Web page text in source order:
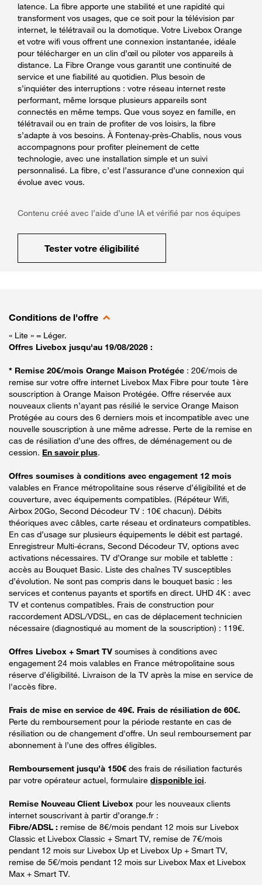
latence. La fibre apporte une stabilité et une rapidité qui
transforment vos usages, que ce soit pour la télévision par
internet, le télétravail ou la domotique. Votre Livebox Orange
et votre wifi vous offrent une connexion instantanée, idéale
pour télécharger en un clin d’œil ou piloter vos appareils à
distance. La Fibre Orange vous garantit une continuité de
service et une fiabilité au quotidien. Plus besoin de
s’inquiéter des interruptions : votre réseau internet reste
performant, même lorsque plusieurs appareils sont
connectés en même temps. Que vous soyez en famille, en
télétravail ou en train de profiter de vos loisirs, la fibre
s’adapte à vos besoins. À Fontenay-près-Chablis, nous vous
accompagnons pour profiter pleinement de cette
technologie, avec une installation simple et un suivi
personnalisé. La fibre, c’est l’assurance d’une connexion qui
évolue avec vous.
Contenu créé avec l’aide d’une IA et vérifié par nos équipes
Tester votre éligibilité
Conditions de l'offre
« Lite » = Léger.
Offres Livebox jusqu'au 19/08/2026 :
* Remise 20€/mois Orange Maison Protégée : 20€/mois de
remise sur votre offre internet Livebox Max Fibre pour toute 1ère
souscription à Orange Maison Protégée. Offre réservée aux
nouveaux clients n’ayant pas résilié le service Orange Maison
Protégée au cours des 6 derniers mois et incompatible avec une
nouvelle souscription à une même adresse. Perte de la remise en
cas de résiliation d’une des offres, de déménagement ou de
cession. En savoir plus.
Offres soumises à conditions avec engagement 12 mois
valables en France métropolitaine sous réserve d’éligibilité et de
couverture, avec équipements compatibles. (Répéteur Wifi,
Airbox 20Go, Second Décodeur TV : 10€ chacun). Débits
théoriques avec câbles, carte réseau et ordinateurs compatibles.
En cas d’usage sur plusieurs équipements le débit est partagé.
Enregistreur Multi-écrans, Second Décodeur TV, options avec
activations nécessaires. TV d’Orange sur mobile et tablette :
accès au Bouquet Basic. Liste des chaînes TV susceptibles
d’évolution. Ne sont pas compris dans le bouquet basic : les
services et contenus payants et sportifs en direct. UHD 4K : avec
TV et contenus compatibles. Frais de construction pour
raccordement ADSL/VDSL, en cas de déplacement technicien
nécessaire (diagnostiqué au moment de la souscription) : 119€.
Offres Livebox + Smart TV soumises à conditions avec
engagement 24 mois valables en France métropolitaine sous
réserve d’éligibilité. Livraison de la TV après la mise en service de
l'accès fibre.
Frais de mise en service de 49€. Frais de résiliation de 60€.
Perte du remboursement pour la période restante en cas de
résiliation ou de changement d'offre. Un seul remboursement par
abonnement à l’une des offres éligibles.
Remboursement jusqu’à 150€ des frais de résiliation facturés
par votre opérateur actuel, formulaire disponible ici.
Remise Nouveau Client Livebox pour les nouveaux clients
internet souscrivant à partir d’orange.fr :
Fibre/ADSL : remise de 8€/mois pendant 12 mois sur Livebox
Classic et Livebox Classic + Smart TV, remise de 7€/mois
pendant 12 mois sur Livebox Up et Livebox Up + Smart TV,
remise de 5€/mois pendant 12 mois sur Livebox Max et Livebox
Max + Smart TV.